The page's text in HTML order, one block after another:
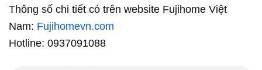
Thông số chi tiết có trên website Fujihome Việt
Nam: Fujihomevn.com
Hotline: 0937091088